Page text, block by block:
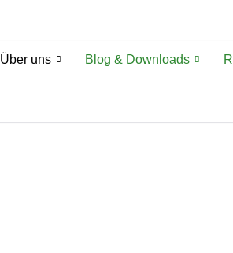
Über uns Blog & Downloads